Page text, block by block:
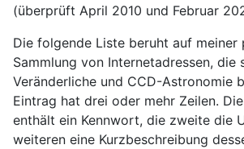
(überprüft April 2010 und Februar
Die folgende Liste beruht auf meiner
Sammlung von Internetadressen, die
Veränderliche und CCD-Astronomie
Eintrag hat drei oder mehr Zeilen.
enthält ein Kennwort, die zweite die
weiteren eine Kurzbeschreibung